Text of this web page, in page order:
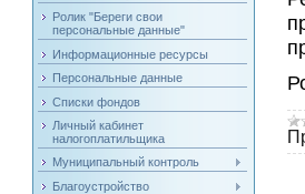
Ролик "Береги свои
персональные данные"
Информационные ресурсы
Персональные данные
Списки фондов
Личный кабинет
налогоплатильщика
Муниципальный контроль
Благоустройство